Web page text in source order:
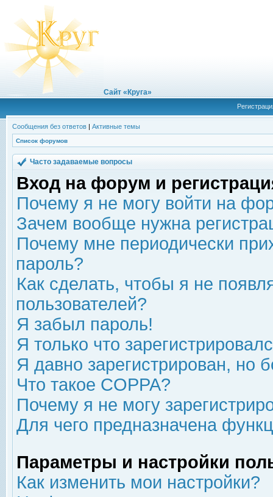
Сайт «Круга»
Сообщения без ответов | Активные темы
Список форумов
Часто задаваемые вопросы
Вход на форум и
Почему я не могу войти на
Зачем вообще нужна
Почему мне периодически
пароль?
Как сделать, чтобы я не
пользователей?
Я забыл пароль!
Я только что
Я давно зарегистрирован, но
Что такое COPPA?
Почему я не могу
Для чего предназначена
Параметры и настройки
Как изменить мои настройки?